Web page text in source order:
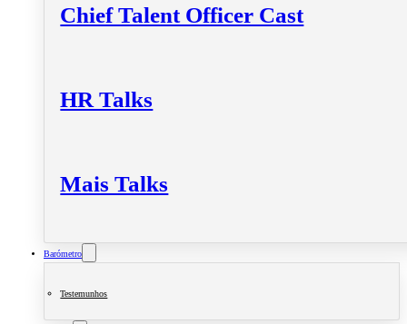
Chief Talent Officer Cast
HR Talks
Mais Talks
Barómetro
Testemunhos